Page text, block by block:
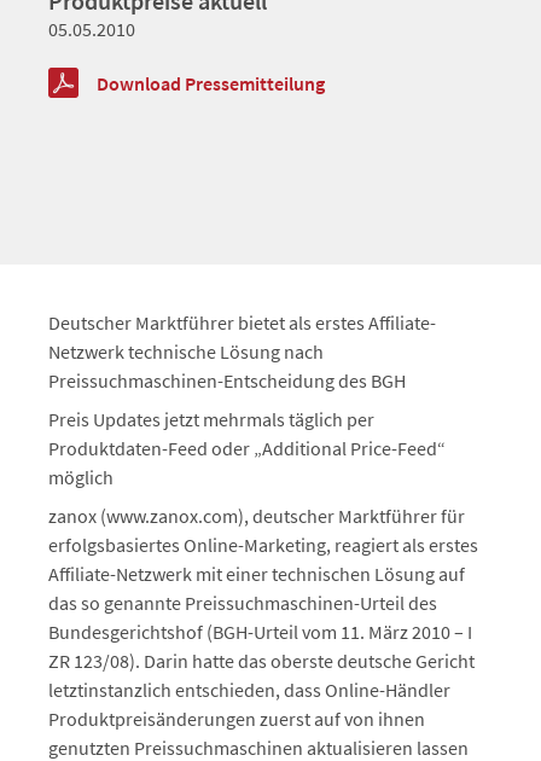
05.05.2010
Download Pressemitteilung
Deutscher Marktführer bietet als erstes Affiliate-
Netzwerk technische Lösung nach
Preissuchmaschinen-Entscheidung des BGH
Preis Updates jetzt mehrmals täglich per
Produktdaten-Feed oder „Additional Price-Feed“
möglich
zanox (www.zanox.com), deutscher Marktführer für
erfolgsbasiertes Online-Marketing, reagiert als erstes
Affiliate-Netzwerk mit einer technischen Lösung auf
das so genannte Preissuchmaschinen-Urteil des
Bundesgerichtshof (BGH-Urteil vom 11. März 2010 – I
ZR 123/08). Darin hatte das oberste deutsche Gericht
letztinstanzlich entschieden, dass Online-Händler
Produktpreisänderungen zuerst auf von ihnen
genutzten Preissuchmaschinen aktualisieren lassen